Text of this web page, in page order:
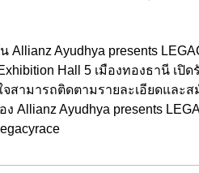
Allianz Ayudhya presents
Exhibition Hall 5 เมืองทองธานี เ
สามารถติดตามรายละเอียดและ
Allianz Ayudhya presents